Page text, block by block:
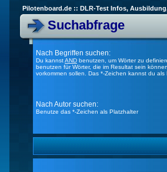
Pilotenboard.de :: DLR-Test Infos,
Suchabfrage
Nach Begriffen suchen:
Du kannstAND benutzen, um Wörter zu
benutzen für Wörter, die im Resultat sein
vorkommen sollen. Das *-Zeichen kannst du als
Nach Autor suchen:
Benutze das *-Zeichen als Platzhalter